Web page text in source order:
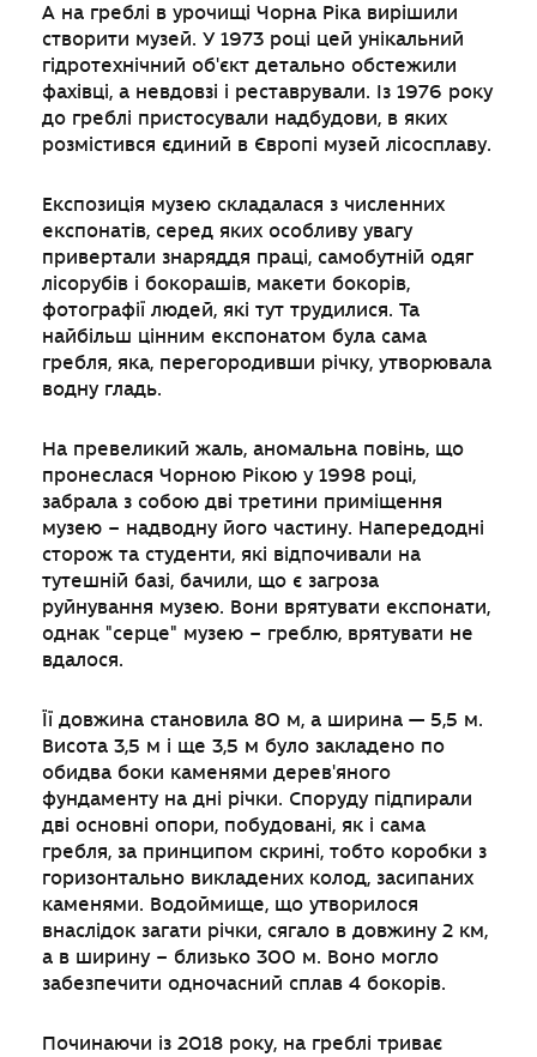
А на греблі в урочищі Чорна Ріка вирішили
створити музей. У 1973 році цей унікальний
гідротехнічний об'єкт детально обстежили
фахівці, а невдовзі і реставрували. Із 1976 року
до греблі пристосували надбудови, в яких
розмістився єдиний в Європі музей лісосплаву.
Експозиція музею складалася з численних
експонатів, серед яких особливу увагу
привертали знаряддя праці, самобутній одяг
лісорубів і бокорашів, макети бокорів,
фотографії людей, які тут трудилися. Та
найбільш цінним експонатом була сама
гребля, яка, перегородивши річку, утворювала
водну гладь.
На превеликий жаль, аномальна повінь, що
пронеслася Чорною Рікою у 1998 році,
забрала з собою дві третини приміщення
музею – надводну його частину. Напередодні
сторож та студенти, які відпочивали на
тутешній базі, бачили, що є загроза
руйнування музею. Вони врятувати експонати,
однак "серце" музею – греблю, врятувати не
вдалося.
Її довжина становила 80 м, а ширина — 5,5 м.
Висота 3,5 м і ще 3,5 м було закладено по
обидва боки каменями дерев'яного
фундаменту на дні річки. Споруду підпирали
дві основні опори, побудовані, як і сама
гребля, за принципом скрині, тобто коробки з
горизонтально викладених колод, засипаних
каменями. Водоймище, що утворилося
внаслідок загати річки, сягало в довжину 2 км,
а в ширину – близько 300 м. Воно могло
забезпечити одночасний сплав 4 бокорів.
Починаючи із 2018 року, на греблі триває